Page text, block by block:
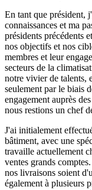
En tant que président,
connaissances et ma
présidents précédents
nos objectifs et nos
membres et leur
secteurs de la
notre vivier de talents,
seulement par le biais
engagement auprès
nous restions un chef
J'ai initialement
bâtiment, avec une
travaille actuellement
ventes grands
nos livraisons soient
également à plusieurs